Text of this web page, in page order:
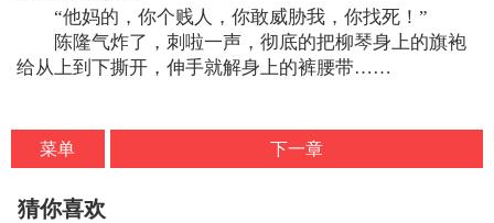
“他妈的，你个贱人，你敢威胁我，你找死！”
陈隆气炸了，刺啦一声，彻底的把柳琴身上的旗袍
给从上到下撕开，伸手就解身上的裤腰带……
菜单 下一章
猜你喜欢